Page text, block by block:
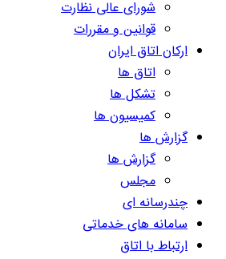
شورای عالی نظارت
قوانین و مقررات
ارکان اتاق ایران
اتاق ها
تشکل ها
کمیسیون ها
گزارش ها
گزارش ها
مجلس
چندرسانه ای
سامانه های خدماتی
ارتباط با اتاق